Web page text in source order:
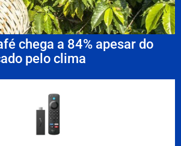
chega a 84% apesar do
pelo clima